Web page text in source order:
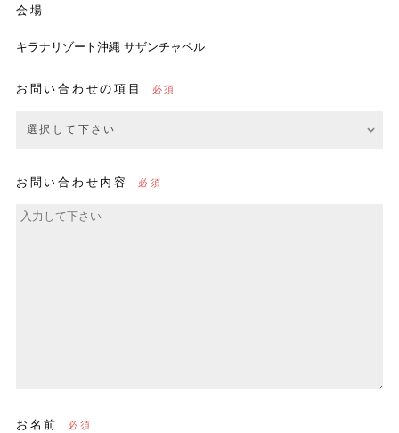
会場
キラナリゾート沖縄 サザンチャペル
お問い合わせの項目
お問い合わせ内容
お名前